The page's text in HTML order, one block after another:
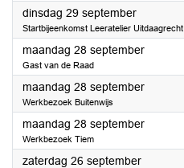
dinsdag 29 september2026
Startbijeenkomst Leeratelier Uitdaagrecht
maandag 28 september2026
Gast van de Raad
maandag 28 september2026
Werkbezoek Buitenwijs
maandag 28 september2026
Werkbezoek Tiem
zaterdag 26 september2026